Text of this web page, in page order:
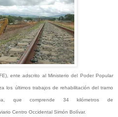
ente adscrito al Ministerio del Poder Popular
los últimos trabajos de rehabilitación del tramo
que comprende 34 kilómetros de
Centro Occidental Simón Bolívar.